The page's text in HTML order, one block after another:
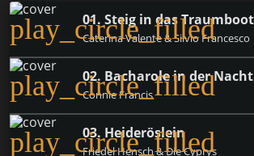
play_circle_filled
Caterina Valente & Silvio Francesco
play_circle_filled
02. Bacharole in der Nacht
Connie Francis
play_circle_filled
03. Heideröslein
Friedel Hensch & Die Cyprys